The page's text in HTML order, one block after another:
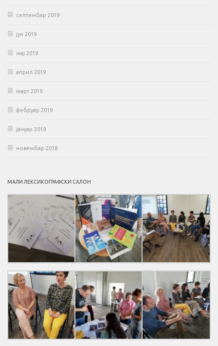
септембар 2019
јун 2019
мај 2019
април 2019
март 2019
фебруар 2019
јануар 2019
новембар 2018
МАЛИ ЛЕКСИКОГРАФСКИ САЛОН